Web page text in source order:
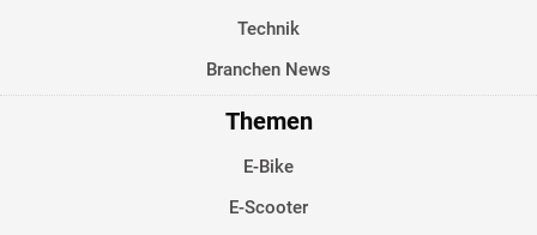
Technik
Branchen News
Themen
E-Bike
E-Scooter